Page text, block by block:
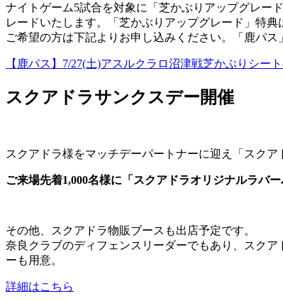
ナイトゲーム5試合を対象に「芝かぶりアップグレー
レードいたします。「芝かぶりアップグレード」特
ご希望の方は下記よりお申し込みください。「鹿パス
【鹿パス】7/27(土)アスルクラロ沼津戦芝かぶりシー
スクアドラサンクスデー開催
スクアドラ様をマッチデーパートナーに迎え「スクア
ご来場先着1,000名様に「スクアドラオリジナルラバ
その他、スクアドラ物販ブースも出店予定です。
奈良クラブのディフェンスリーダーでもあり、スク
ーも用意。
詳細はこちら